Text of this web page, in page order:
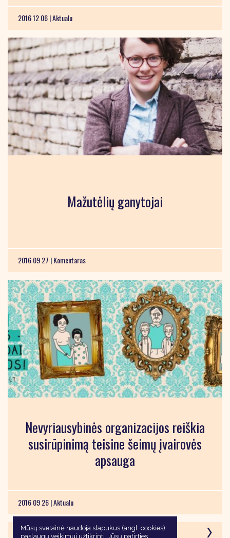
2016 12 06 |Aktualu
Mažutėlių ganytojai
2016 09 27 |Komentaras
Nevyriausybinės organizacijos reiškia
susirūpinimą teisine šeimų įvairovės
apsauga
2016 09 26 |Aktualu
Mūsų svetainė naudoja slapukus (angl. cookies)
paslaugų veikimui užtikrinti, Jūsų patirties